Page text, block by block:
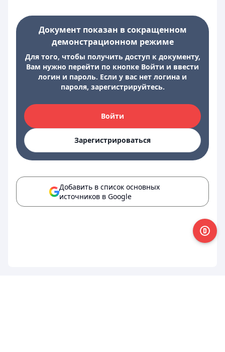
Документ показан в сокращенном
демонстрационном режиме
Для того, чтобы получить доступ к документу,
Вам нужно перейти по кнопке Войти и ввести
логин и пароль. Если у вас нет логина и
пароля, зарегистрируйтесь.
Войти
Зарегистрироваться
Добавить в список основных
источников в Google